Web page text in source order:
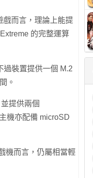
戲而言，理論上能提
的完整運算
過裝置提供一個 M.2
。
提供兩個
機亦配備 microSD
機而言，仍屬相當輕